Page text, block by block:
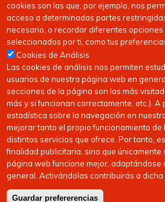
Copyright © 2026FEDERACIóN CáNTABRA DE
cookies son las que, por ejemplo, nos
acceso a determinadas partes
necesario, o recordar diferentes opciones
seleccionados por ti, como tus
Cookies de Análisis
Las cookies de análisis nos permiten
usuarios de nuestra página web en
secciones de la página son las más
más y si funcionan correctamente, etc.).
estadística sobre la navegación en
mejorar tanto el propio funcionamiento de
distintos servicios que ofrece. Por tanto,
finalidad publicitaria, sino que únicamente
página web funcione mejor, adaptándose
general. Activándolas contribuirás a dicha
Guardar prefererencias